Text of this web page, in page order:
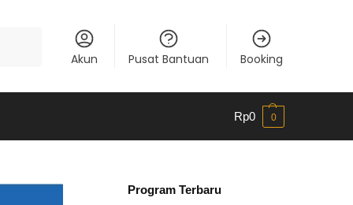
Akun Pusat Bantuan Booking
Rp0 0
Program Terbaru